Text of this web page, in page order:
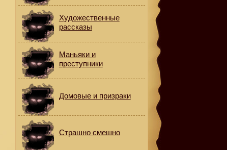
Художественные
рассказы
Маньяки и
преступники
Домовые и призраки
Страшно смешно